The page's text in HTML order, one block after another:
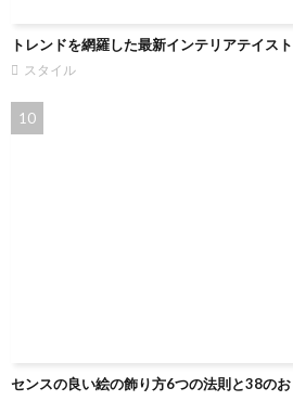
トレンドを網羅した最新インテリアテイス
スタイル
センスの良い絵の飾り方6つの法則と38の